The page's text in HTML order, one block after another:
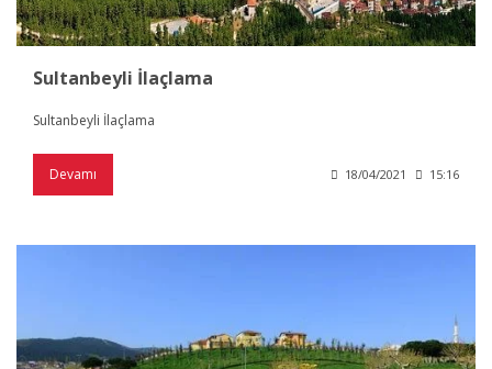
Sultanbeyli İlaçlama
Sultanbeyli İlaçlama
Devamı 18/04/2021 15:16